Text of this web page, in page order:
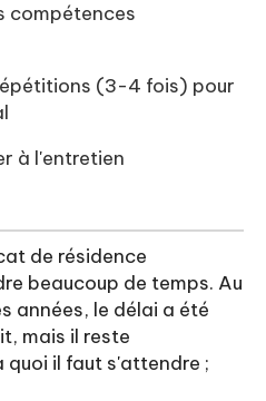
compétences
(3-4 fois) pour
à l'entretien
de résidence
beaucoup de temps. Au
années, le délai a été
mais il reste
quoi il faut s'attendre ;